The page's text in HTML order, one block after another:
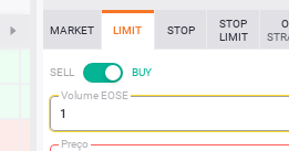
ALTERAR
0.36 %
0.33 %
-0.58 %
MARKET LIMIT STOP
STOP
LIMIT
SELL
BUY
Volume EOSE
Preço